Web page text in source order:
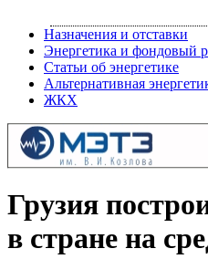
Назначения и отставки
Энергетика и фондовый
Статьи об энергетике
Альтернативная
ЖКХ
Грузия
в стране на